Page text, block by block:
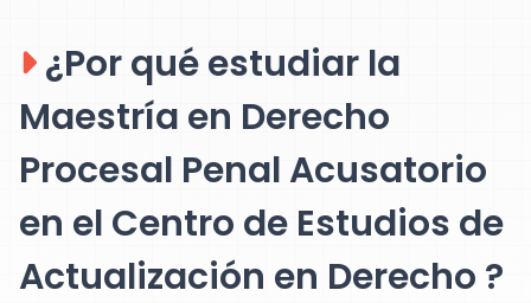
¿Por qué estudiar la
Maestría en Derecho
Procesal Penal Acusatorio
en el Centro de Estudios de
Actualización en Derecho ?